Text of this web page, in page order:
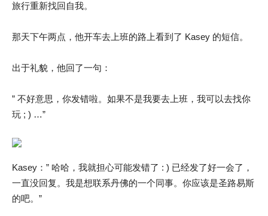
旅行重新找回自我。
那天下午两点，他开车去上班的路上看到了 Kasey 的短信。
出于礼貌，他回了一句：
” 不好意思，你发错啦。如果不是我要去上班，我可以去找你
玩 ; ) …”
Kasey：” 哈哈，我就担心可能发错了 : ) 已经发了好一会了，
一直没回复。我是想联系丹佛的一个同事。你应该是圣路易斯
的吧。”